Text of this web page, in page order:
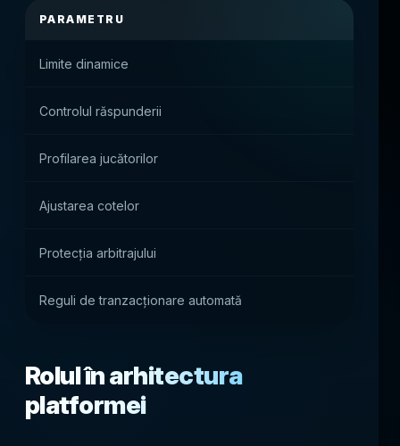
PARAMETRU
Limite dinamice
Controlul răspunderii
Profilarea jucătorilor
Ajustarea cotelor
Protecția arbitrajului
Reguli de tranzacționare automată
Rolul în arhitectura
platformei